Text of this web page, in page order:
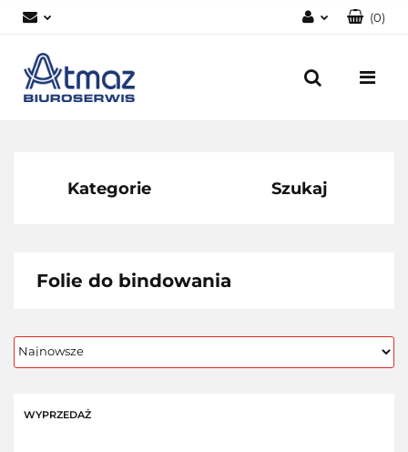
Zarejestruj się
(0)
Kategorie Szukaj
Folie do bindowania
WYPRZEDAŻ